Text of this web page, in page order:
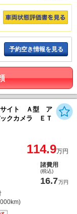
予約空き情報を見る
サイト Ａ型 ア
クカメラ ＥＴ
114.9万円
諸費用
(税込)
16.7万円